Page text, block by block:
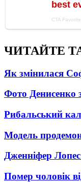
ЧИТАЙТЕ
Як змінилася
Фото Денисенко
Рибальський
Модель
Дженніфер
Помер чоловік